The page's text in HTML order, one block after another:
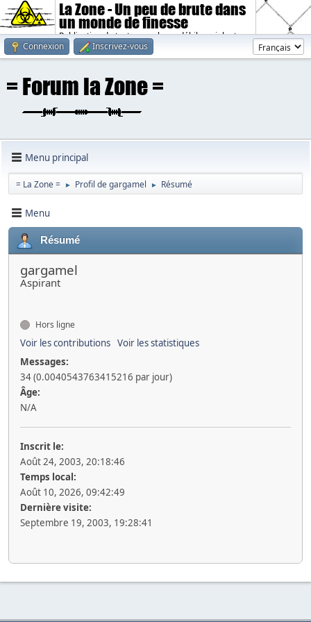
La Zone - Un peu de brute dans
un monde de finesse
Publication de textes sombres, débiles, violents.
Connexion
Inscrivez-vous
Menu principal
= La Zone = ► Profil de gargamel ► Résumé
Menu
Résumé
gargamel
Aspirant
Hors ligne
Voir les contributions Voir les statistiques
Messages:
34 (0.0040543763415216 par jour)
Âge:
N/A
Inscrit le:
Août 24, 2003, 20:18:46
Temps local:
Août 10, 2026, 09:42:49
Dernière visite:
Septembre 19, 2003, 19:28:41